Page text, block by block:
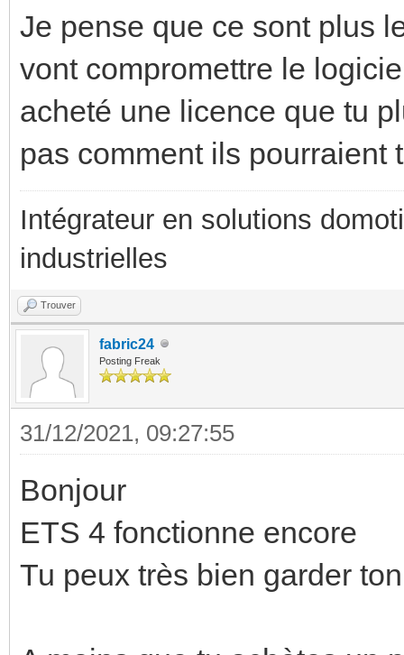
Je pense que ce sont plus
vont compromettre le
acheté une licence que tu
pas comment ils pourraient
Intégrateur en solutions
industrielles
Trouver
fabric24
Posting Freak
31/12/2021, 09:27:55
Bonjour
ETS 4 fonctionne encore
Tu peux très bien garder